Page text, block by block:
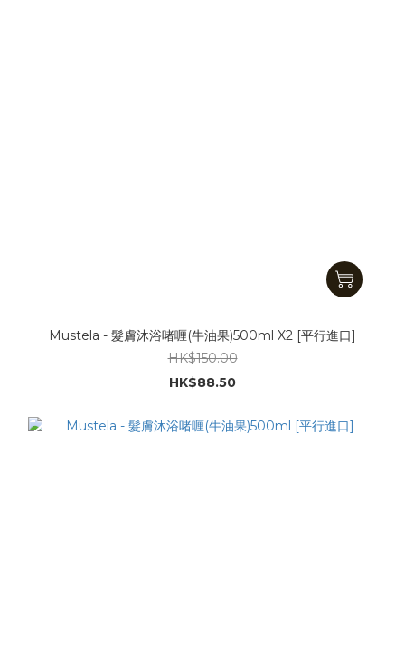
Mustela - 髮膚沐浴啫喱(牛油果)500ml X2 [平行進口]
HK$150.00
HK$88.50